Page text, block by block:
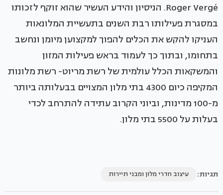
Roger Vergé. הניסיון והידע העשיר שהוא זוקף לזכותו
במסגרת פעילותו רבת השנים בתעשיית המלונאות
העניקו להקש את הכלים להפוך למקצוען מיומן ונחשב
בתחומו, ובתוך כך לעמוד בראש פעילות המזון
והמשקאות הכלל עולמית של רשת מריוט- רשת מלונות
המקיפה כיום 4300 בתי מלון המצויים בבעלותה ביותר
מ-100 מדינות, וביוני הקרוב עתידה להתרחב לכדי
בעלות על 5500 בתי מלון.
תגיות: עיצוב חדרי מלון ומבני תיירות